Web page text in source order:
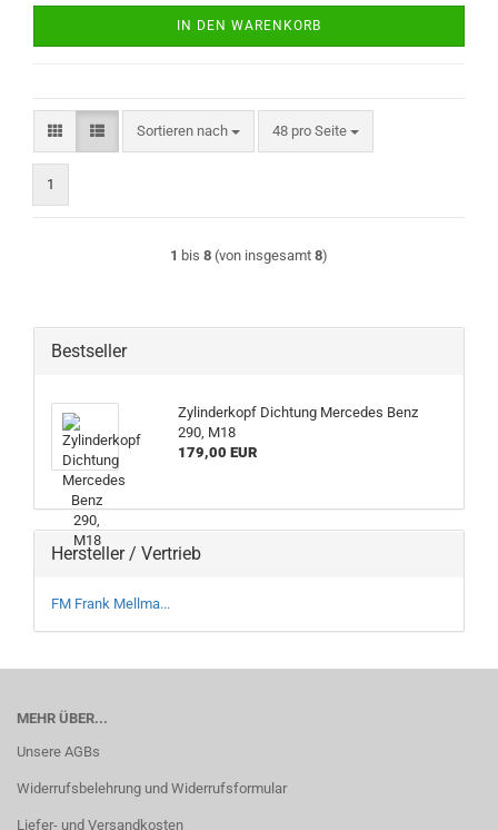
IN DEN WARENKORB
Sortieren nach
Sortieren nach 48 pro Seite
pro Seite
1
1 bis 8 (von insgesamt 8)
Bestseller
Zylinderkopf Dichtung Mercedes Benz
290, M18
179,00 EUR
Hersteller / Vertrieb
FM Frank Mellma...
MEHR ÜBER...
Unsere AGBs
Widerrufsbelehrung und Widerrufsformular
Liefer- und Versandkosten